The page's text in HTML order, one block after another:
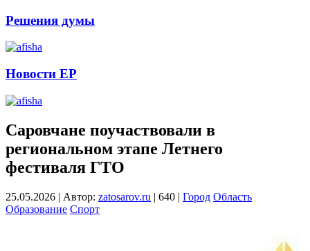
Решения думы
Новости ЕР
Саровчане поучаствовали в
региональном этапе Летнего
фестиваля ГТО
25.05.2026 | Автор: zatosarov.ru | 640 | Город Область
Образование Спорт